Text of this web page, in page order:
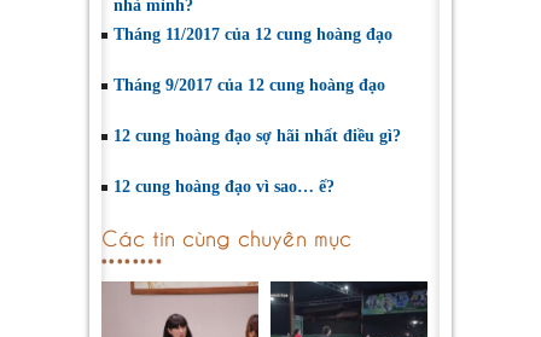
nhà mình?
Tháng 11/2017 của 12 cung hoàng đạo
Tháng 9/2017 của 12 cung hoàng đạo
12 cung hoàng đạo sợ hãi nhất điều gì?
12 cung hoàng đạo vì sao… ế?
Các tin cùng chuyên mục